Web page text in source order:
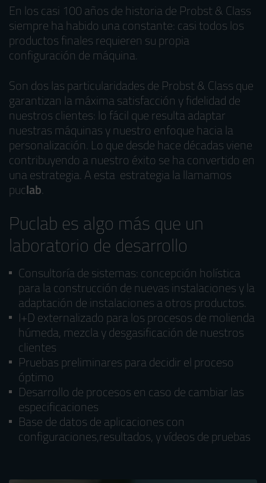
En los casi 100 años de historia de Probst & Class
siempre ha habido una constante: casi todos los
productos finales requieren su propia
configuración de máquina.
Son dos las particularidades de Probst & Class que
garantizan la máxima satisfacción y fidelidad de
nuestros clientes: lo fácil que resulta adaptar
nuestras máquinas y nuestro enfoque hacia la
personalización. Lo que desde hace décadas viene
contribuyendo a nuestro éxito se ha convertido en
una estrategia. A esta estrategia la llamamos
puclab.
Puclab es algo más que un
laboratorio de desarrollo
Consultoría de sistemas: concepción holística
para la construcción de nuevas instalaciones y la
adaptación de instalaciones a otros productos.
I+D externalizado para los procesos de molienda
húmeda, mezcla y desgasificación de nuestros
clientes
Pruebas preliminares para decidir el proceso
óptimo
Desarrollo de procesos en caso de cambiar las
especificaciones
Base de datos de aplicaciones con
configuraciones,resultados, y vídeos de pruebas